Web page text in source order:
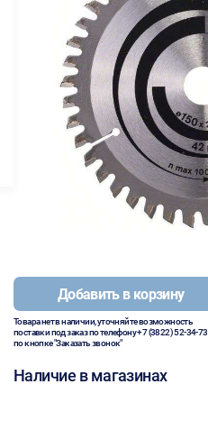
Добавить в корзину
Товара нет в наличии, уточняйте возможность
поставки под заказ по телефону+7 (3822) 52-34-73
по кнопке "Заказать звонок"
Наличие в магазинах